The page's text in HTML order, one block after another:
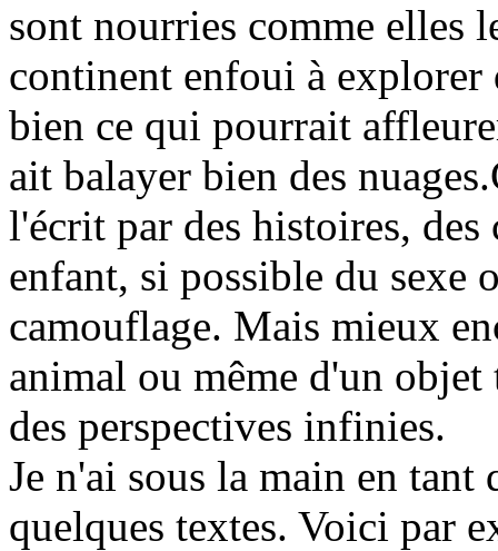
sont nourries comme elles
continent enfoui à
bien ce qui pourrait
ait balayer bien des
l'écrit par des histoires, des
enfant, si possible du sexe
camouflage. Mais mieux
animal ou même d'un
des perspectives infinies.
Je n'ai sous la main en
quelques textes. Voici par